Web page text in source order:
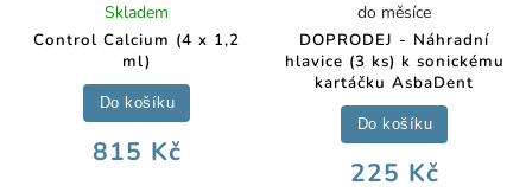
Control Calcium (4 x 1,2
ml)
Skladem
815 Kč
Do košíku
DOPRODEJ - Náhradní
hlavice (3 ks) k sonickému
kartáčku AsbaDent
do měsíce
225 Kč
Do košíku